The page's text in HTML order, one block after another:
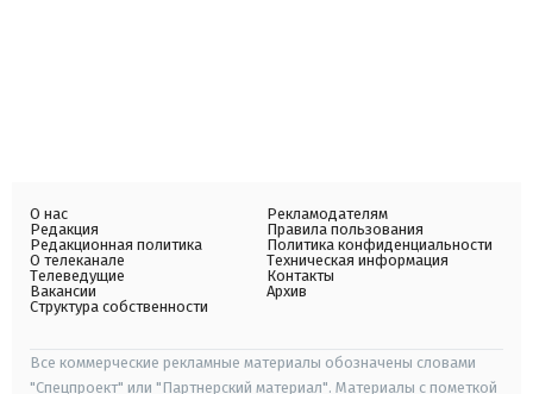
О нас
Редакция
Редакционная политика
О телеканале
Телеведущие
Вакансии
Структура собственности
Рекламодателям
Правила пользования
Политика конфиденциальности
Техническая информация
Контакты
Архив
Все коммерческие рекламные материалы обозначены словами
"Спецпроект" или "Партнерский материал". Материалы с пометкой